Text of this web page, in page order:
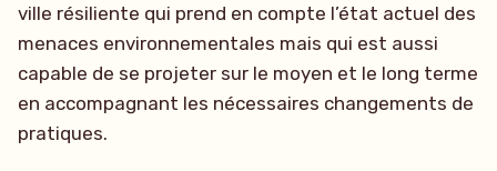
ville résiliente qui prend en compte l’état actuel des
menaces environnementales mais qui est aussi
capable de se projeter sur le moyen et le long terme
en accompagnant les nécessaires changements de
pratiques.